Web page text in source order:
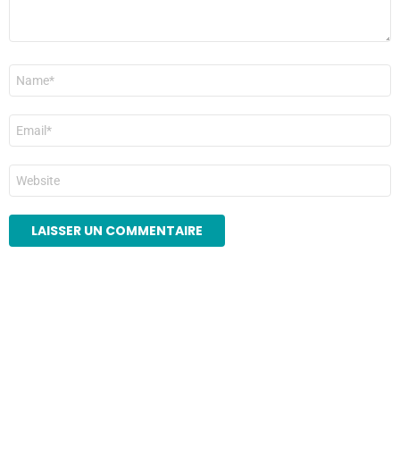
Nom
E-
mail
*
Site
web